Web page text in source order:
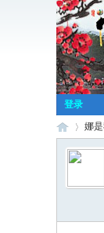
登录
娜